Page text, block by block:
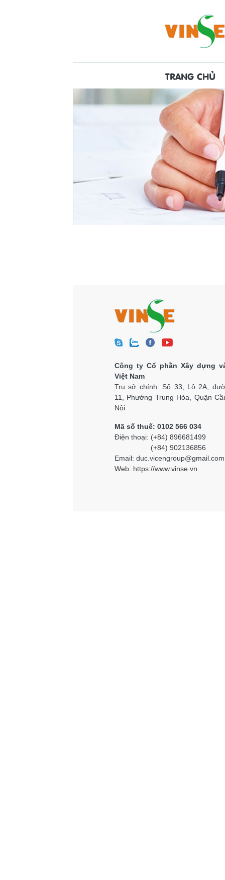
TRANG CHỦ
Công ty Cổ phần Xây dựng
Việt Nam
Trụ sở chính: Số 33, Lô 2A,
11, Phường Trung Hòa, Quận
Nội
Mã số thuế: 0102 566 034
Điện thoại: (+84) 896681499
(+84) 902136856
Email: duc.vicengroup@gmail.com
Web: https://www.vinse.vn